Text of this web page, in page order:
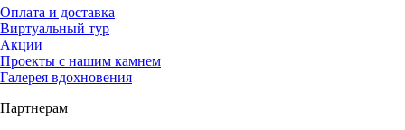
Оплата и доставка
Виртуальный тур
Акции
Проекты с нашим камнем
Галерея вдохновения
Партнерам